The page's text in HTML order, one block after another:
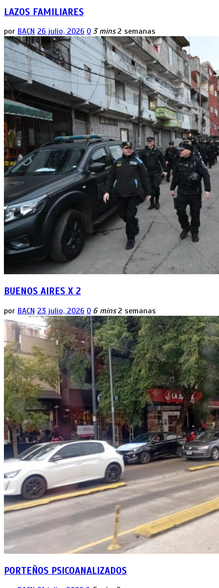
LAZOS FAMILIARES
por BACN 26 julio, 2026 0 3 mins 2 semanas
BUENOS AIRES X 2
por BACN 23 julio, 2026 0 6 mins 2 semanas
PORTEÑOS PSICOANALIZADOS